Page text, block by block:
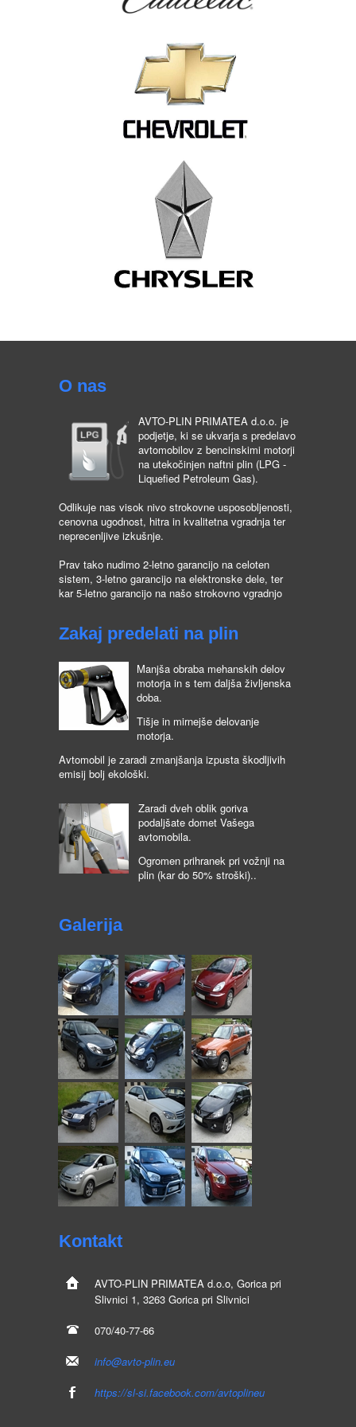
O nas
AVTO-PLIN PRIMATEA d.o.o. je
podjetje, ki se ukvarja s predelavo
avtomobilov z bencinskimi motorji
na utekočinjen naftni plin (LPG -
Liquefied Petroleum Gas).
Odlikuje nas visok nivo strokovne usposobljenosti,
cenovna ugodnost, hitra in kvalitetna vgradnja ter
neprecenljive izkušnje.
Prav tako nudimo 2-letno garancijo na celoten
sistem, 3-letno garancijo na elektronske dele, ter
kar 5-letno garancijo na našo strokovno vgradnjo
Zakaj predelati na plin
Manjša obraba mehanskih delov
motorja in s tem daljša življenska
doba.
Tišje in mirnejše delovanje
motorja.
Avtomobil je zaradi zmanjšanja izpusta škodljivih
emisij bolj ekološki.
Zaradi dveh oblik goriva
podaljšate domet Vašega
avtomobila.
Ogromen prihranek pri vožnji na
plin (kar do 50% stroški)..
Galerija
Kontakt
AVTO-PLIN PRIMATEA d.o.o, Gorica pri
Slivnici 1, 3263 Gorica pri Slivnici
070/40-77-66
info@avto-plin.eu
https://sl-si.facebook.com/avtoplineu